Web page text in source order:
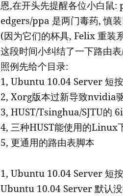
恩,在开头先提醒各位小白
edgers/ppa 是两门毒药, 慎
(因为它们的杯具, Felix 重
这段时间小纠结了一下路由
照例先给个目录:
1, Ubuntu 10.04 Server 短
2, Xorg版本过新导致nvidia
3, HUST/Tsinghua/SJTU的
4, 三种HUST能使用的
5, 更通用的路由表脚本
1, Ubuntu 10.04 Server 短
Ubuntu 10.04 Server 默认